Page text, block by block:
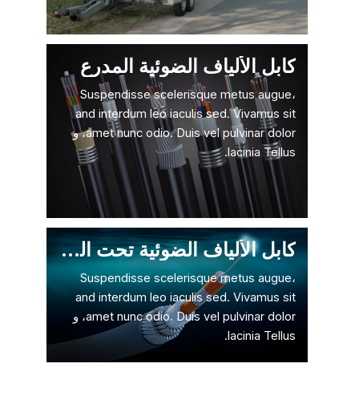
كابل الألياف الضوئية المدرع
Suspendisse scelerisque metus augue،
and interdum leo iaculis sed. Vivamus sit
amet nunc odio. Duis vel pulvinar dolor، و
lacinia Tellus.
كابل الألياف الضوئية تحت الماء
Suspendisse scelerisque metus augue،
and interdum leo iaculis sed. Vivamus sit
amet nunc odio. Duis vel pulvinar dolor، و
lacinia Tellus.